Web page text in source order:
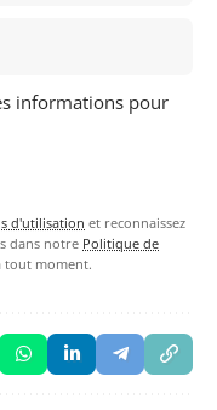
informations pour
d'utilisation et reconnaissez
dans notre Politique de
tout moment.